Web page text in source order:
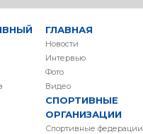
ГЛАВНАЯ
Новости
Интервью
Фото
Видео
СПОРТИВНЫЕ
ОРГАНИЗАЦИИ
Спортивные федерации